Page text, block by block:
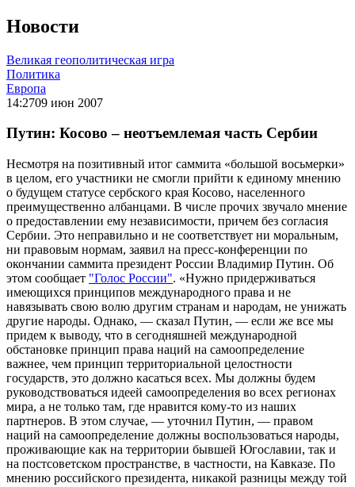
Новости
Великая геополитическая игра
Политика
Европа
14:2709 июн 2007
Путин: Косово – неотъемлемая часть Сербии
Несмотря на позитивный итог саммита «большой восьмерки»
в целом, его участники не смогли прийти к единому мнению
о будущем статусе сербского края Косово, населенного
преимущественно албанцами. В числе прочих звучало мнение
о предоставлении ему независимости, причем без согласия
Сербии. Это неправильно и не соответствует ни моральным,
ни правовым нормам, заявил на пресс-конференции по
окончании саммита президент России Владимир Путин. Об
этом сообщает "Голос России". «Нужно придерживаться
имеющихся принципов международного права и не
навязывать свою волю другим странам и народам, не унижать
другие народы. Однако, — сказал Путин, — если же все мы
придем к выводу, что в сегодняшней международной
обстановке принцип права наций на самоопределение
важнее, чем принцип территориальной целостности
государств, это должно касаться всех. Мы должны будем
руководствоваться идеей самоопределения во всех регионах
мира, а не только там, где нравится кому-то из наших
партнеров. В этом случае, — уточнил Путин, — правом
наций на самоопределение должны воспользоваться народы,
проживающие как на территории бывшей Югославии, так и
на постсоветском пространстве, в частности, на Кавказе. По
мнению российского президента, никакой разницы между той